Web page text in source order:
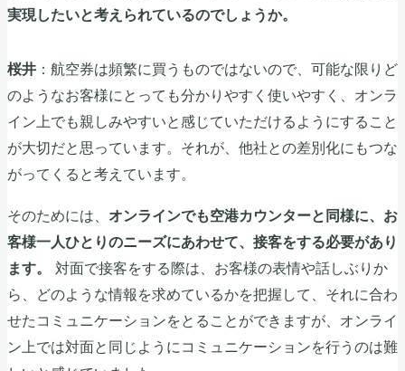
実現したいと考えられているのでしょうか。
桜井 ：航空券は頻繁に買うものではないので、可能な限りど
のようなお客様にとっても分かりやすく使いやすく、オンラ
イン上でも親しみやすいと感じていただけるようにすること
が大切だと思っています。それが、他社との差別化にもつな
がってくると考えています。
そのためには、 オンラインでも空港カウンターと同様に、お
客様一人ひとりのニーズにあわせて、接客をする必要があり
ます。
対面で接客をする際は、お客様の表情や話しぶりか
ら、どのような情報を求めているかを把握して、それに合わ
せたコミュニケーションをとることができますが、オンライ
ン上では対面と同じようにコミュニケーションを行うのは難